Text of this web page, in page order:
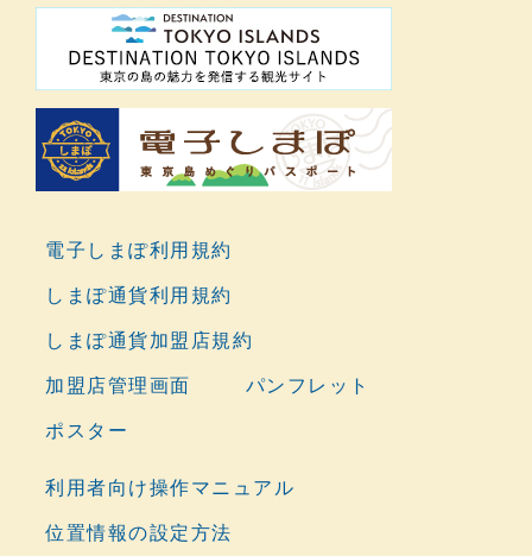
電子しまぽ利用規約
しまぽ通貨利用規約
しまぽ通貨加盟店規約
加盟店管理画面
パンフレット
ポスター
利用者向け操作マニュアル
位置情報の設定方法